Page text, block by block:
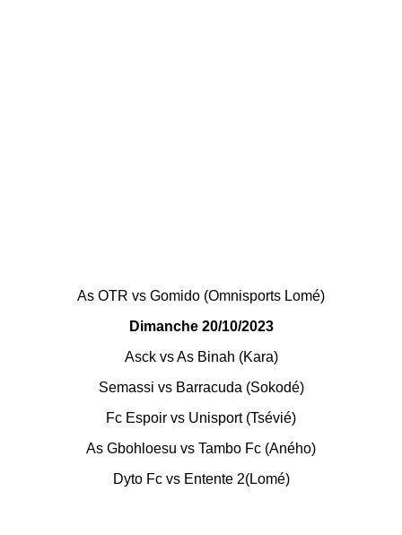
As OTR vs Gomido (Omnisports Lomé)
Dimanche 20/10/2023
Asck vs As Binah (Kara)
Semassi vs Barracuda (Sokodé)
Fc Espoir vs Unisport (Tsévié)
As Gbohloesu vs Tambo Fc (Aného)
Dyto Fc vs Entente 2(Lomé)